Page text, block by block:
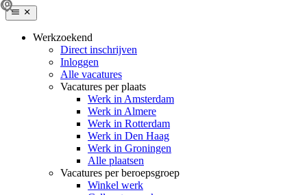
Werkzoekend
Direct inschrijven
Inloggen
Alle vacatures
Vacatures per plaats
Werk in Amsterdam
Werk in Almere
Werk in Rotterdam
Werk in Den Haag
Werk in Groningen
Alle plaatsen
Vacatures per beroepsgroep
Winkel werk